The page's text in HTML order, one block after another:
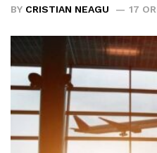
BY CRISTIAN NEAGU 17